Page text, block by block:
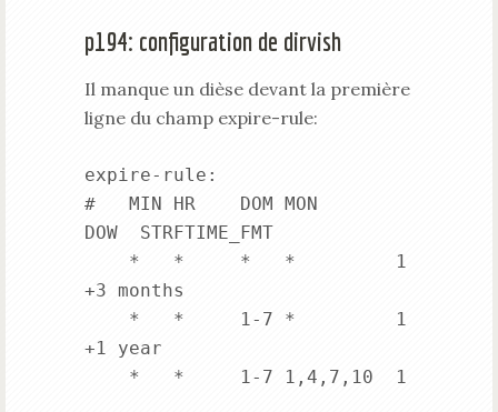
p194: configuration de dirvish
Il manque un dièse devant la première
ligne du champ expire-rule:
expire-rule:
#   MIN HR    DOM MON
DOW  STRFTIME_FMT
+3 months
+1 year